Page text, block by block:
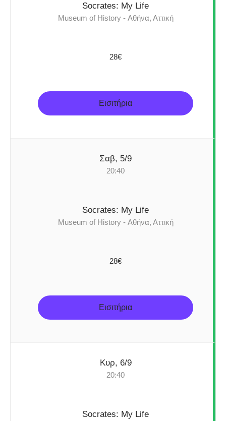
Socrates: My Life
Museum of History - Αθήνα, Αττική
28€
Εισιτήρια
Σαβ, 5/9
20:40
Socrates: My Life
Museum of History - Αθήνα, Αττική
28€
Εισιτήρια
Κυρ, 6/9
20:40
Socrates: My Life